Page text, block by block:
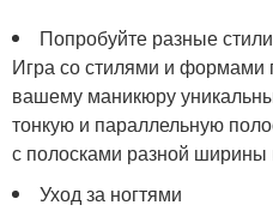
Попробуйте разные стили
Игра со стилями и формами
вашему маникюру
тонкую и параллельную
с полосками разной
Уход за ногтями